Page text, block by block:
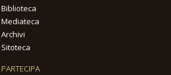
Biblioteca
Mediateca
Archivi
Sitoteca
PARTECIPA